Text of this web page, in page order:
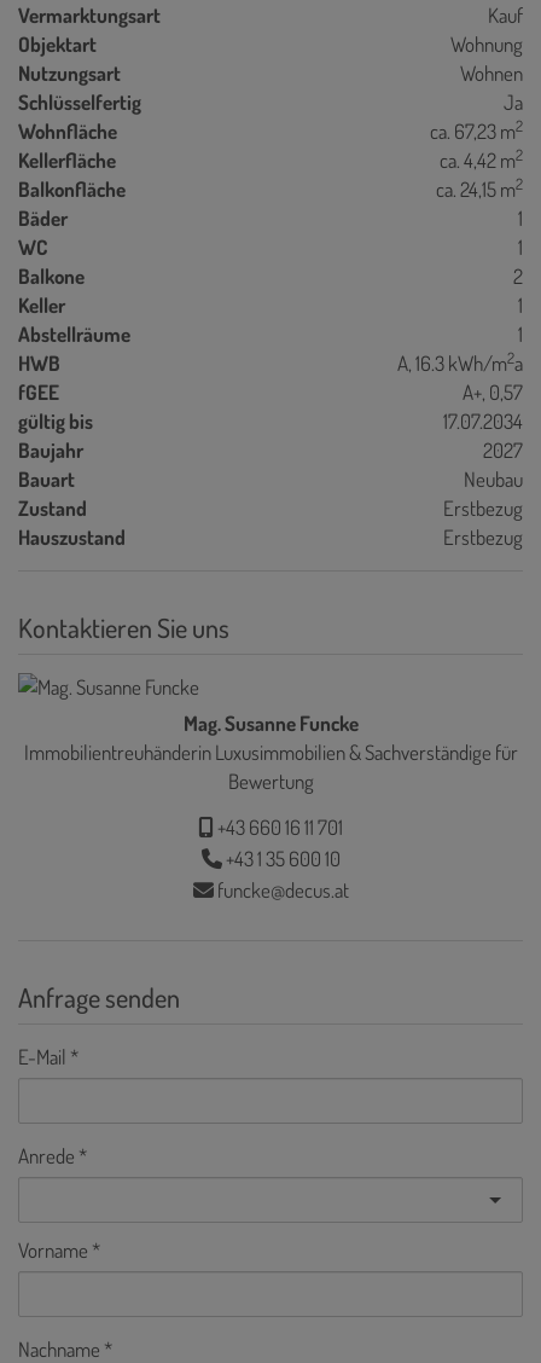
Vermarktungsart
Kauf
Objektart
Wohnung
Nutzungsart
Wohnen
Schlüsselfertig
Ja
Wohnfläche
ca. 67,23 m2
Kellerfläche ca. 4,42 m2
Balkonfläche ca. 24,15 m2
Bäder
1
WC
1
Balkone
2
Keller
1
Abstellräume
1
HWB
A, 16.3 kWh/m2a
fGEE
A+, 0,57
gültig bis
17.07.2034
Baujahr
2027
Bauart
Neubau
Zustand
Erstbezug
Hauszustand
Erstbezug
Kontaktieren Sie uns
Mag. Susanne Funcke
Immobilientreuhänderin Luxusimmobilien & Sachverständige für
Bewertung
+43 660 16 11 701
+43 1 35 600 10
funcke@decus.at
Anfrage senden
E-Mail
Anrede
Vorname
Nachname